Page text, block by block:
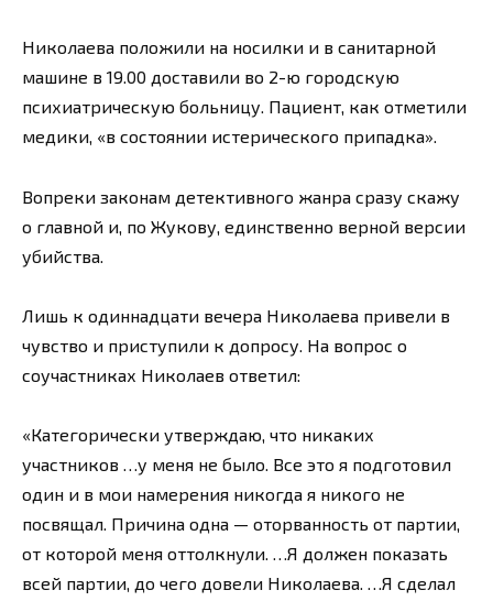
Николаева положили на носилки и в санитарной
машине в 19.00 доставили во 2-ю городскую
психиатрическую больницу. Пациент, как отметили
медики, «в состоянии истерического припадка».
Вопреки законам детективного жанра сразу скажу
о главной и, по Жукову, единственно верной версии
убийства.
Лишь к одиннадцати вечера Николаева привели в
чувство и приступили к допросу. На вопрос о
соучастниках Николаев ответил:
«Категорически утверждаю, что никаких
участников …у меня не было. Все это я подготовил
один и в мои намерения никогда я никого не
посвящал. Причина одна — оторванность от партии,
от которой меня оттолкнули. …Я должен показать
всей партии, до чего довели Николаева. …Я сделал